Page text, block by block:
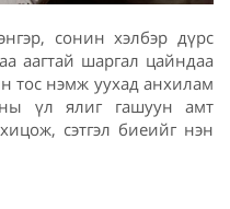
сонин хэлбэр дүрс
аагтай шаргал цайндаа
тос нэмж уухад анхилам
үл ялиг гашуун амт
сэтгэл биеийг нэн